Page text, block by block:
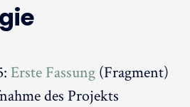
Erste Fassung (Fragment)
des Projekts